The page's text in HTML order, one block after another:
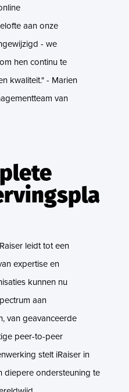
aan onze
- we
hen continu te
kwaliteit." - Marien
van
leidt tot een
expertise en
kunnen nu
aan
van geavanceerde
peer-to-peer
stelt iRaiser in
diepere ondersteuning te